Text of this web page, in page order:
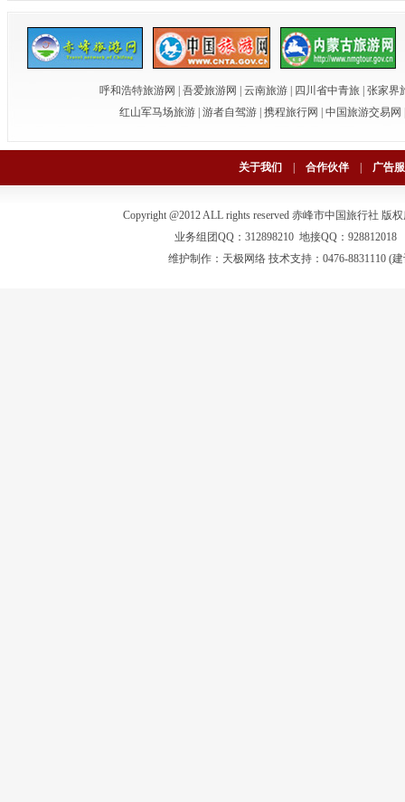
呼和浩特旅游网 吾爱旅游网 云南旅游 四川省中青旅
张家界
红山军马场旅游 游者自驾游 携程旅行网 中国旅游交易网
关于我们 合作伙伴 广告
Copyright @2012 ALL rights reserved 赤峰市中国旅行社 版权
业务组团QQ：312898210 地接QQ：928812018
维护制作： 天极网络 技术支持：0476-8831110 (